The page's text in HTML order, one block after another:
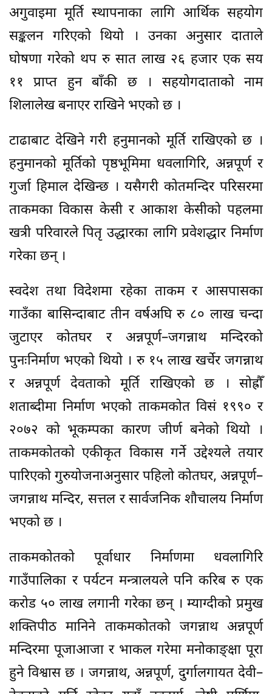
अगुवाइमा मूर्ति स्थापनाका लागि आर्थिक सहयोग
सङ्कलन गरिएको थियो । उनका अनुसार दाताले
घोषणा गरेको थप रु सात लाख २६ हजार एक सय
११ प्राप्त हुन बाँकी छ । सहयोगदाताको नाम
शिलालेख बनाएर राखिने भएको छ ।
टाढाबाट देखिने गरी हनुमानको मूर्ति राखिएको छ ।
हनुमानको मूर्तिको पृष्ठभूमिमा धवलागिरि, अन्नपूर्ण र
गुर्जा हिमाल देखिन्छ । यसैगरी कोतमन्दिर परिसरमा
ताकमका विकास केसी र आकाश केसीको पहलमा
खत्री परिवारले पितृ उद्धारका लागि प्रवेशद्धार निर्माण
गरेका छन् ।
स्वदेश तथा विदेशमा रहेका ताकम र आसपासका
गाउँका बासिन्दाबाट तीन वर्षअघि रु ८० लाख चन्दा
जुटाएर कोतघर र अन्नपूर्ण–जगन्नाथ मन्दिरको
पुनःनिर्माण भएको थियो । रु १५ लाख खर्चेर जगन्नाथ
र अन्नपूर्ण देवताको मूर्ति राखिएको छ । सोह्रौँ
शताब्दीमा निर्माण भएको ताकमकोत विसं १९९० र
२०७२ को भूकम्पका कारण जीर्ण बनेको थियो ।
ताकमकोतको एकीकृत विकास गर्ने उद्देश्यले तयार
पारिएको गुरुयोजनाअनुसार पहिलो कोतघर, अन्नपूर्ण–
जगन्नाथ मन्दिर, सत्तल र सार्वजनिक शौचालय निर्माण
भएको छ ।
ताकमकोतको पूर्वाधार निर्माणमा धवलागिरि
गाउँपालिका र पर्यटन मन्त्रालयले पनि करिब रु एक
करोड ५० लाख लगानी गरेका छन् । म्याग्दीको प्रमुख
शक्तिपीठ मानिने ताकमकोतको जगन्नाथ अन्नपूर्ण
मन्दिरमा पूजाआजा र भाकल गरेमा मनोकाङ्क्षा पूरा
हुने विश्वास छ । जगन्नाथ, अन्नपूर्ण, दुर्गालगायत देवी–